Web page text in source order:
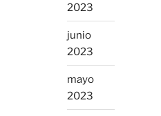
2023
junio
2023
mayo
2023